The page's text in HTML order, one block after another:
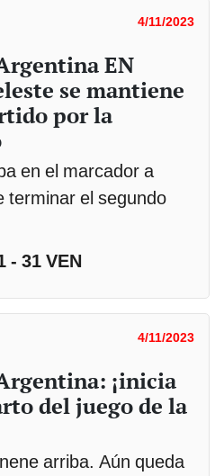
4/11/2023
EN
se mantiene
por la
en el marcador a
terminar el segundo
- 31 VEN
4/11/2023
¡inicia
del juego de la
arriba. Aún queda